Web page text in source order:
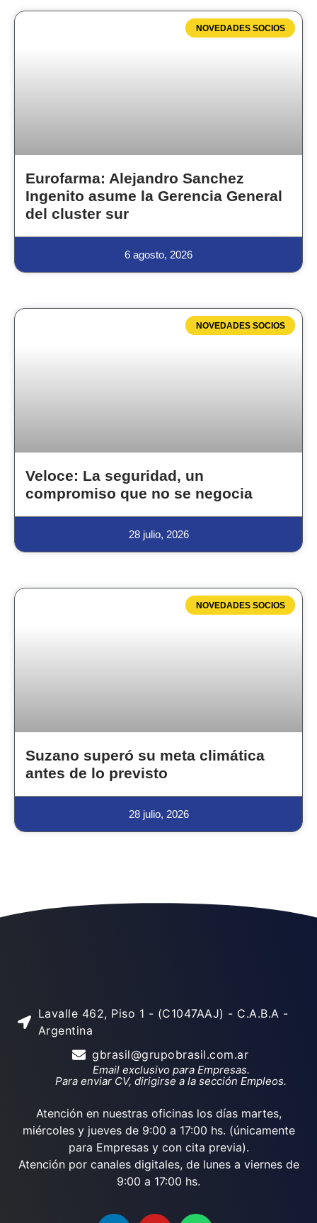
NOVEDADES SOCIOS
Eurofarma: Alejandro Sanchez
Ingenito asume la Gerencia General
del cluster sur
6 agosto, 2026
NOVEDADES SOCIOS
Veloce: La seguridad, un
compromiso que no se negocia
28 julio, 2026
NOVEDADES SOCIOS
Suzano superó su meta climática
antes de lo previsto
28 julio, 2026
Lavalle 462, Piso 1 - (C1047AAJ) - C.A.B.A -
Argentina
gbrasil@grupobrasil.com.ar
Email exclusivo para Empresas.
Para enviar CV, dirigirse a la sección Empleos.
Atención en nuestras oficinas los días martes,
miércoles y jueves de 9:00 a 17:00 hs. (únicamente
para Empresas y con cita previa).
Atención por canales digitales, de lunes a viernes de
9:00 a 17:00 hs.